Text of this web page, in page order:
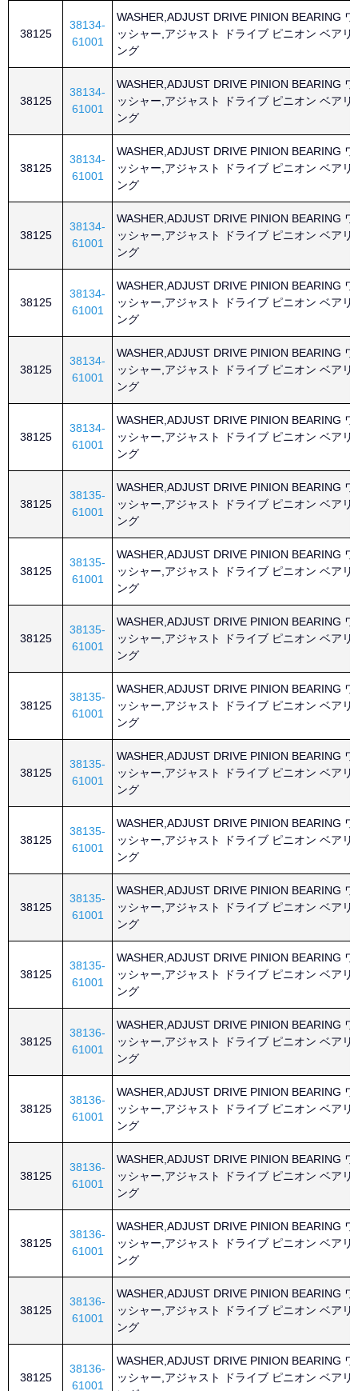
38125
38134-
61001
WASHER,ADJUST DRIVE PINION BEARING ワ
ッシャー,アジャスト ドライブ ピニオン ベアリ
ング
38125
38134-
61001
WASHER,ADJUST DRIVE PINION BEARING ワ
ッシャー,アジャスト ドライブ ピニオン ベアリ
ング
38125
38134-
61001
WASHER,ADJUST DRIVE PINION BEARING ワ
ッシャー,アジャスト ドライブ ピニオン ベアリ
ング
38125
38134-
61001
WASHER,ADJUST DRIVE PINION BEARING ワ
ッシャー,アジャスト ドライブ ピニオン ベアリ
ング
38125
38134-
61001
WASHER,ADJUST DRIVE PINION BEARING ワ
ッシャー,アジャスト ドライブ ピニオン ベアリ
ング
38125
38134-
61001
WASHER,ADJUST DRIVE PINION BEARING ワ
ッシャー,アジャスト ドライブ ピニオン ベアリ
ング
38125
38134-
61001
WASHER,ADJUST DRIVE PINION BEARING ワ
ッシャー,アジャスト ドライブ ピニオン ベアリ
ング
38125
38135-
61001
WASHER,ADJUST DRIVE PINION BEARING ワ
ッシャー,アジャスト ドライブ ピニオン ベアリ
ング
38125
38135-
61001
WASHER,ADJUST DRIVE PINION BEARING ワ
ッシャー,アジャスト ドライブ ピニオン ベアリ
ング
38125
38135-
61001
WASHER,ADJUST DRIVE PINION BEARING ワ
ッシャー,アジャスト ドライブ ピニオン ベアリ
ング
38125
38135-
61001
WASHER,ADJUST DRIVE PINION BEARING ワ
ッシャー,アジャスト ドライブ ピニオン ベアリ
ング
38125
38135-
61001
WASHER,ADJUST DRIVE PINION BEARING ワ
ッシャー,アジャスト ドライブ ピニオン ベアリ
ング
38125
38135-
61001
WASHER,ADJUST DRIVE PINION BEARING ワ
ッシャー,アジャスト ドライブ ピニオン ベアリ
ング
38125
38135-
61001
WASHER,ADJUST DRIVE PINION BEARING ワ
ッシャー,アジャスト ドライブ ピニオン ベアリ
ング
38125
38135-
61001
WASHER,ADJUST DRIVE PINION BEARING ワ
ッシャー,アジャスト ドライブ ピニオン ベアリ
ング
38125
38136-
61001
WASHER,ADJUST DRIVE PINION BEARING ワ
ッシャー,アジャスト ドライブ ピニオン ベアリ
ング
38125
38136-
61001
WASHER,ADJUST DRIVE PINION BEARING ワ
ッシャー,アジャスト ドライブ ピニオン ベアリ
ング
38125
38136-
61001
WASHER,ADJUST DRIVE PINION BEARING ワ
ッシャー,アジャスト ドライブ ピニオン ベアリ
ング
38125
38136-
61001
WASHER,ADJUST DRIVE PINION BEARING ワ
ッシャー,アジャスト ドライブ ピニオン ベアリ
ング
38125
38136-
61001
WASHER,ADJUST DRIVE PINION BEARING ワ
ッシャー,アジャスト ドライブ ピニオン ベアリ
ング
38125
38136-
61001
WASHER,ADJUST DRIVE PINION BEARING ワ
ッシャー,アジャスト ドライブ ピニオン ベアリ